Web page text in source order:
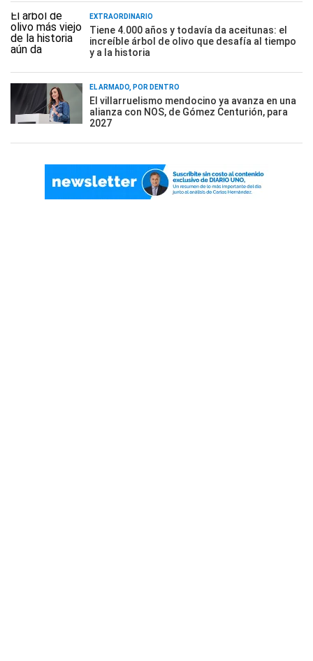
EXTRAORDINARIO
Tiene 4.000 años y todavía da aceitunas: el
increíble árbol de olivo que desafía al tiempo
y a la historia
EL ARMADO, POR DENTRO
El villarruelismo mendocino ya avanza en una
alianza con NOS, de Gómez Centurión, para
2027